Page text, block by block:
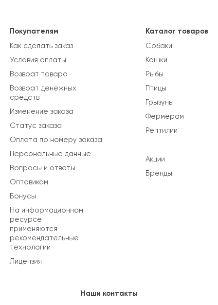
Каталог товаров
Собаки
Кошки
Рыбы
Птицы
Грызуны
Фермерам
Рептилии
Акции
Бренды
Покупателям
Как сделать заказ
Условия оплаты
Возврат товара
Возврат денежных
средств
Изменение заказа
Статус заказа
Оплата по номеру заказа
Персональные данные
Вопросы и ответы
Оптовикам
Бонусы
На информационном
ресурсе
применяются
рекомендательные
технологии
Лицензия
Наши контакты